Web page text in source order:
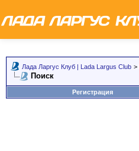
Лада Ларгус Клуб | Lada Largus Club >
Поиск
Регистрация